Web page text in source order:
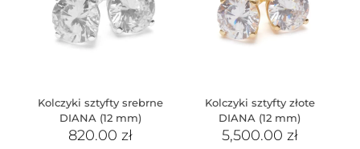
Kolczyki sztyfty srebrne
DIANA (12 mm)
820.00 zł
Kolczyki sztyfty złote
DIANA (12 mm)
5,500.00 zł